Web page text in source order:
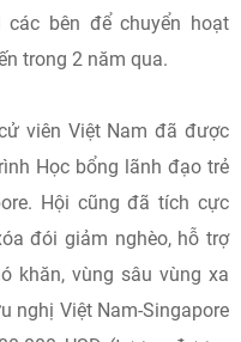
bên để chuyển hoạt
trong 2 năm qua.
viên Việt Nam đã được
Học bổng lãnh đạo trẻ
Hội cũng đã tích cực
đói giảm nghèo, hỗ trợ
khăn, vùng sâu vùng xa
nghị Việt Nam-Singapore